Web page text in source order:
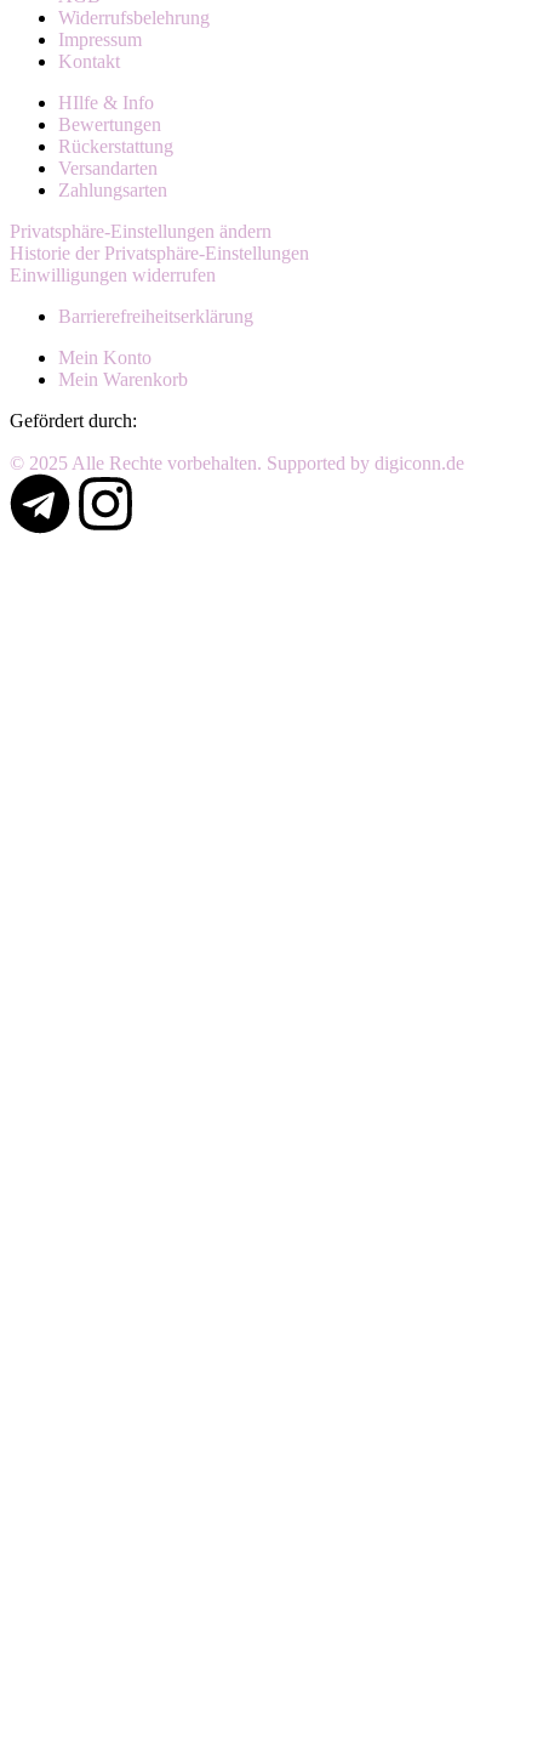
Widerrufsbelehrung
Impressum
Kontakt
HIlfe & Info
Bewertungen
Rückerstattung
Versandarten
Zahlungsarten
Privatsphäre-Einstellungen ändern
Historie der Privatsphäre-Einstellungen
Einwilligungen widerrufen
Barrierefreiheitserklärung
Mein Konto
Mein Warenkorb
Gefördert durch:
© 2025 Alle Rechte vorbehalten. Supported by digiconn.de